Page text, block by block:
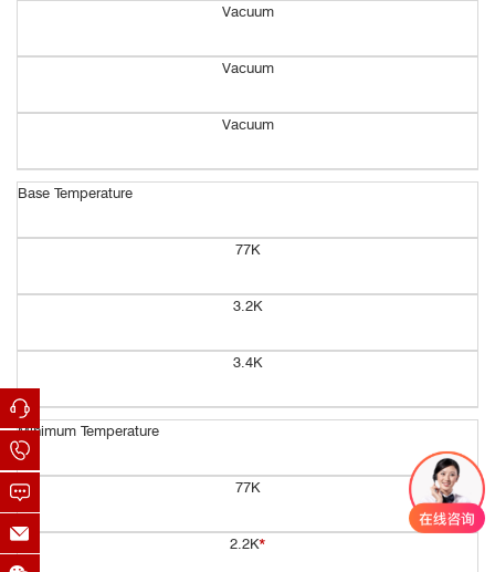
Vacuum
Vacuum
Vacuum
Base Temperature
77K
3.2K
3.4K
Minimum Temperature
77K
2.2K*
荧光光谱
rostat系列低温恒温器内进行温度vs光谱的变温研究。
无论是液氮还是液氦制冷的低温恒温器都具备很短的样品至物镜的